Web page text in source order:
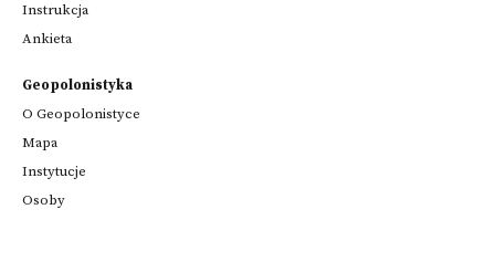
Instrukcja
Ankieta
Geopolonistyka
O Geopolonistyce
Mapa
Instytucje
Osoby